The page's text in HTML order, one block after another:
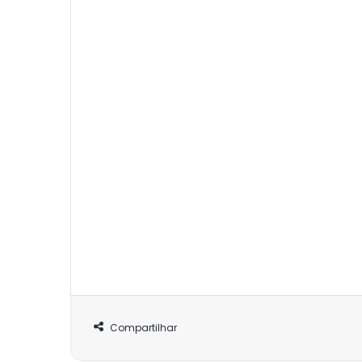
Compartilhar